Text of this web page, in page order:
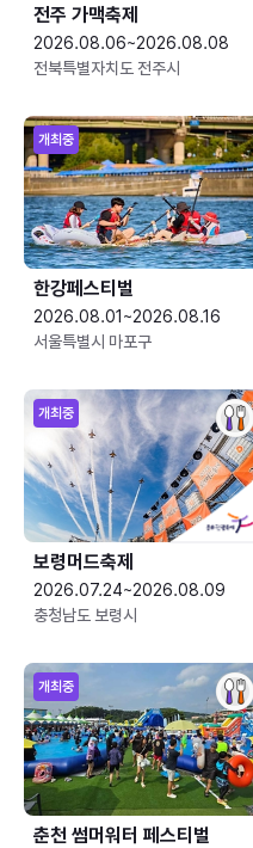
전주 가맥축제
2026.08.06~2026.08.08
전북특별자치도 전주시
개최중
한강페스티벌
2026.08.01~2026.08.16
서울특별시 마포구
개최중
보령머드축제
2026.07.24~2026.08.09
충청남도 보령시
개최중
춘천 썸머워터 페스티벌